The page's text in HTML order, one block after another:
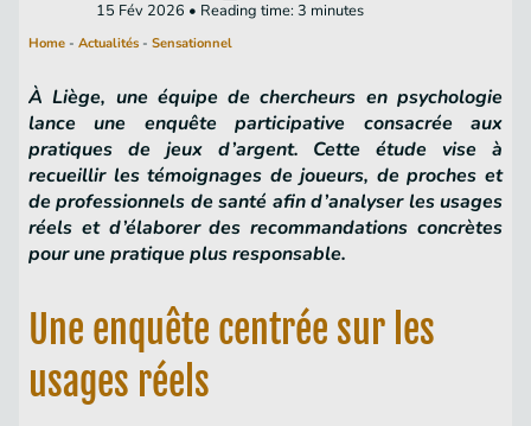
15 Fév 2026 • Reading time: 3 minutes
Home - Actualités - Sensationnel
À Liège, une équipe de chercheurs en psychologie
lance une enquête participative consacrée aux
pratiques de jeux d’argent. Cette étude vise à
recueillir les témoignages de joueurs, de proches et
de professionnels de santé afin d’analyser les usages
réels et d’élaborer des recommandations concrètes
pour une pratique plus responsable.
Une enquête centrée sur les
usages réels